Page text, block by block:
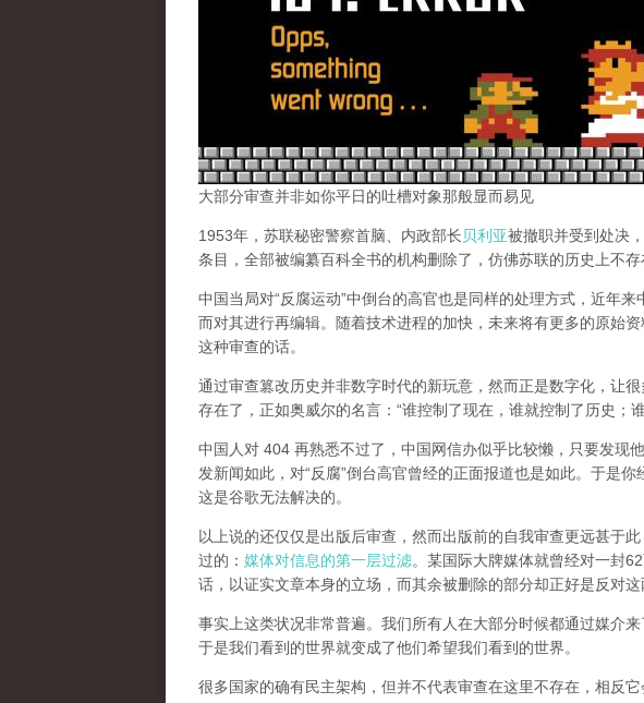
大部分审查并非如你平日的吐槽对象那般显而易见
1953年，苏联秘密警察首脑、内政部长贝利亚被撤职并受到处决
条目，全部被编纂百科全书的机构删除了，仿佛苏联的历史上不存
中国当局对“反腐运动”中倒台的高官也是同样的处理方式，近年
而对其进行再编辑。随着技术进程的加快，未来将有更多的原始
这种审查的话。
通过审查篡改历史并非数字时代的新玩意，然而正是数字化，让
存在了，正如奥威尔的名言：“谁控制了现在，谁就控制了历史；
中国人对 404 再熟悉不过了，中国网信办似乎比较懒，只要发现
发新闻如此，对“反腐”倒台高官曾经的正面报道也是如此。于是你
这是谷歌无法解决的。
以上说的还仅仅是出版后审查，然而出版前的自我审查更远甚于此
过的： 媒体对信息的第一层过滤。某国际大牌媒体就曾经对一封
话，以证实文章本身的立场，而其余被删除的部分却正好是反对这
事实上这类状况非常普遍。我们所有人在大部分时候都通过媒介
于是我们看到的世界就变成了他们希望我们看到的世界。
很多国家的确有民主架构，但并不代表审查在这里不存在，相反